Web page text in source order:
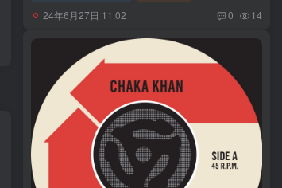
24年6月27日 11:02 0 14